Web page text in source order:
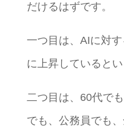
だけるはずです。
一つ目は、AIに対
に上昇しているとい
二つ目は、60代で
でも、公務員でも